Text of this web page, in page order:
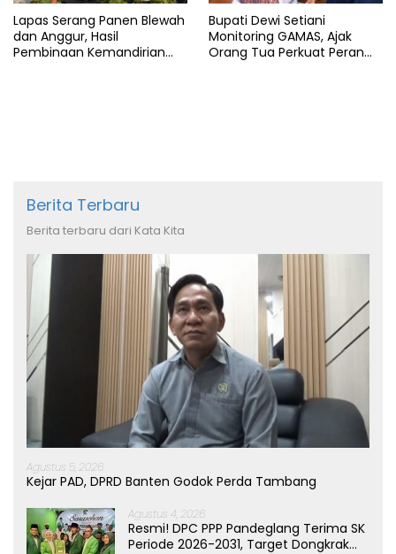
Lapas Serang Panen Blewah
dan Anggur, Hasil
Pembinaan Kemandirian
Bupati Dewi Setiani
Monitoring GAMAS, Ajak
Orang Tua Perkuat Peran
Berita Terbaru
Berita terbaru dari Kata Kita
Agustus 5, 2026
Kejar PAD, DPRD Banten Godok Perda Tambang
Agustus 4, 2026
Resmi! DPC PPP Pandeglang Terima SK
Periode 2026-2031, Target Dongkrak